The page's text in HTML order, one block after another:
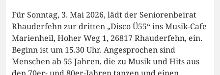
Für Sonntag, 3. Mai 2026, lädt der Seniorenbeirat
Rhauderfehn zur dritten „Disco Ü55“ ins Musik-Cafe
Marienheil, Hoher Weg 1, 26817 Rhauderfehn, ein.
Beginn ist um 15.30 Uhr. Angesprochen sind
Menschen ab 55 Jahren, die zu Musik und Hits aus